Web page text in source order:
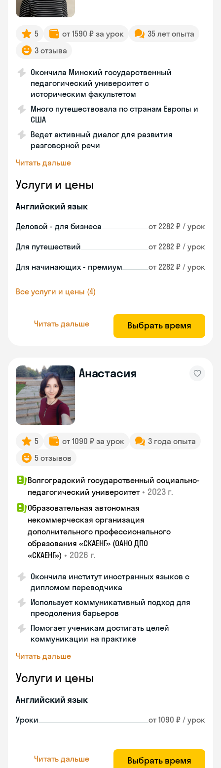
5 от 1590 ₽ за урок
35 лет опыта
3 отзыва
Окончила Минский государственный
педагогический университет с
историческим факультетом
Много путешествовала по странам Европы и
США
Ведет активный диалог для развития
разговорной речи
Читать дальше
Услуги и цены
Английский язык
Деловой - для бизнеса от 2282 ₽ / урок
Для путешествий от 2282 ₽ / урок
Для начинающих - премиум от 2282 ₽ / урок
Все услуги и цены (4)
Читать дальше Выбрать время
Анастасия
5 от 1090 ₽ за урок
3 года опыта
5 отзывов
Волгоградский государственный социально-
педагогический университет • 2023 г.
Образовательная автономная
некоммерческая организация
дополнительного профессионального
образования «СКАЕНГ» (ОАНО ДПО
«СКАЕНГ») • 2026 г.
Окончила институт иностранных языков с
дипломом переводчика
Использует коммуникативный подход для
преодоления барьеров
Помогает ученикам достигать целей
коммуникации на практике
Читать дальше
Услуги и цены
Английский язык
Уроки от 1090 ₽ / урок
Читать дальше Выбрать время